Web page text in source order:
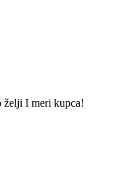
želji I meri kupca!